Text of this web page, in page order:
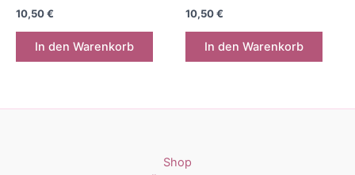
10,50€
In den Warenkorb
10,50€
In den Warenkorb
Shop